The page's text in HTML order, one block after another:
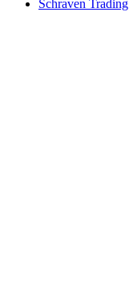
Schraven Trading